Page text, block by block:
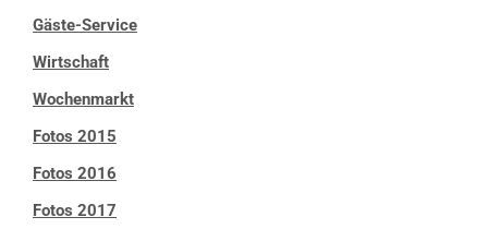
Gäste-Service
Wirtschaft
Wochenmarkt
Fotos 2015
Fotos 2016
Fotos 2017